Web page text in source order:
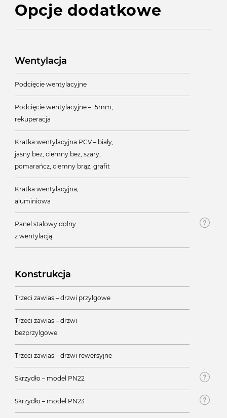
Opcje dodatkowe
Wentylacja
Podcięcie wentylacyjne
Podcięcie wentylacyjne – 15mm,
rekuperacja
Kratka wentylacyjna PCV – biały,
jasny beż, ciemny beż, szary,
pomarańcz, ciemny brąz, grafit
Kratka wentylacyjna,
aluminiowa
Panel stalowy dolny
z wentylacją
Konstrukcja
Trzeci zawias – drzwi przylgowe
Trzeci zawias – drzwi
bezprzylgowe
Trzeci zawias – drzwi rewersyjne
Skrzydło – model PN22
Skrzydło – model PN23